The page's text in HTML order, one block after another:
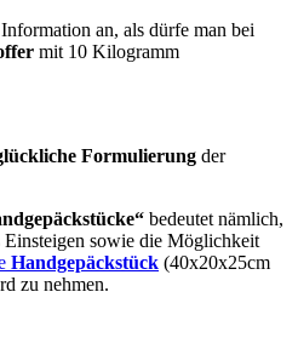
an, als dürfe man bei
mit 10 Kilogramm
Formulierung der
bedeutet nämlich,
Einsteigen sowie die Möglichkeit
Handgepäckstück (40x20x25cm
zu nehmen.